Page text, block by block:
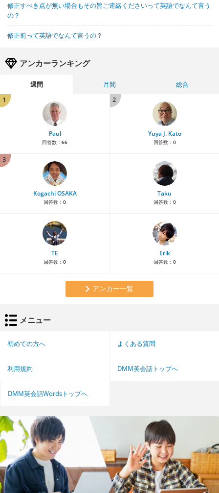
修正すべき点が無い場合もその旨ご連絡くださいって英語でなんて言う
の？
修正前って英語でなんて言うの？
アンカーランキング
週間 月間
総合
1
Paul
回答数： 66
2
Yuya J. Kato
回答数： 0
3
Kogachi OSAKA
回答数： 0
Taku
回答数： 0
TE
回答数： 0
Erik
回答数： 0
アンカー一覧
メニュー
初めての方へ よくある質問
利用規約 DMM英会話トップへ
DMM英会話Wordsトップへ